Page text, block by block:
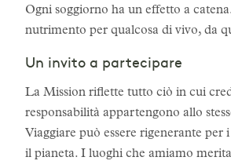
Ogni soggiorno ha un effetto a
nutrimento per qualcosa di vivo, da
Un invito a partecipare
La Mission riflette tutto ciò in cui
responsabilità appartengono allo
Viaggiare può essere rigenerante per
il pianeta. I luoghi che amiamo